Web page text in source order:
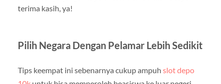
terima kasih, ya!
Pilih Negara Dengan Pelamar Lebih Sedikit
Tips keempat ini sebenarnya cukup ampuh slot depo